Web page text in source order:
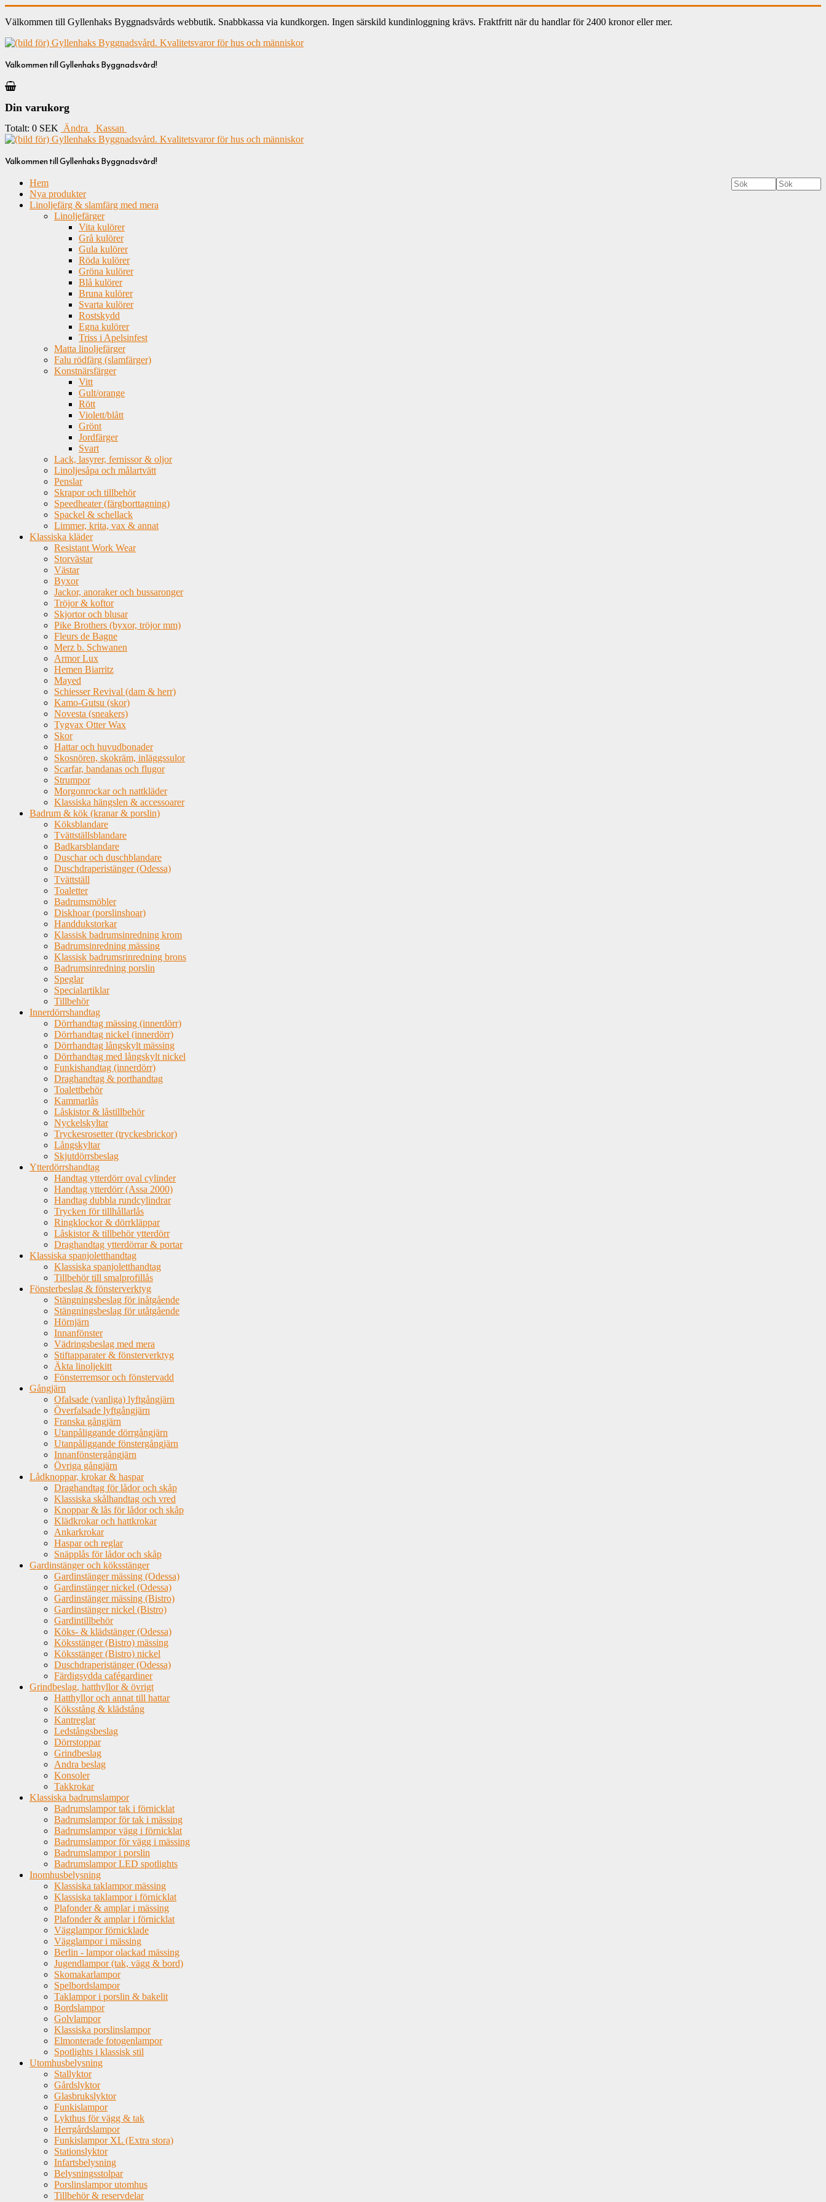
Välkommen till Gyllenhaks Byggnadsvårds webbutik. Snabbkassa via kundkorgen. Ingen särskild kundinloggning krävs. Fraktfritt när du handlar för 2400 kronor eller mer.
Välkommen till Gyllenhaks Byggnadsvård!
Din varukorg
Totalt: 0 SEK Ändra Kassan
Välkommen till Gyllenhaks Byggnadsvård!
Hem
Nya produkter
Linoljefärg & slamfärg med mera
Linoljefärger
Vita kulörer
Grå kulörer
Gula kulörer
Röda kulörer
Gröna kulörer
Blå kulörer
Bruna kulörer
Svarta kulörer
Rostskydd
Egna kulörer
Triss i Apelsinfest
Matta linoljefärger
Falu rödfärg (slamfärger)
Konstnärsfärger
Vitt
Gult/orange
Rött
Violett/blått
Grönt
Jordfärger
Svart
Lack, lasyrer, fernissor & oljor
Linoljesåpa och målartvätt
Penslar
Skrapor och tillbehör
Speedheater (färgborttagning)
Spackel & schellack
Limmer, krita, vax & annat
Klassiska kläder
Resistant Work Wear
Storvästar
Västar
Byxor
Jackor, anoraker och bussaronger
Tröjor & koftor
Skjortor och blusar
Pike Brothers (byxor, tröjor mm)
Fleurs de Bagne
Merz b. Schwanen
Armor Lux
Hemen Biarritz
Mayed
Schiesser Revival (dam & herr)
Kamo-Gutsu (skor)
Novesta (sneakers)
Tygvax Otter Wax
Skor
Hattar och huvudbonader
Skosnören, skokräm, inläggssulor
Scarfar, bandanas och flugor
Strumpor
Morgonrockar och nattkläder
Klassiska hängslen & accessoarer
Badrum & kök (kranar & porslin)
Köksblandare
Tvättställsblandare
Badkarsblandare
Duschar och duschblandare
Duschdraperistänger (Odessa)
Tvättställ
Toaletter
Badrumsmöbler
Diskhoar (porslinshoar)
Handdukstorkar
Klassisk badrumsinredning krom
Badrumsinredning mässing
Klassisk badrumsrinredning brons
Badrumsinredning porslin
Speglar
Specialartiklar
Tillbehör
Innerdörrshandtag
Dörrhandtag mässing (innerdörr)
Dörrhandtag nickel (innerdörr)
Dörrhandtag långskylt mässing
Dörrhandtag med långskylt nickel
Funkishandtag (innerdörr)
Draghandtag & porthandtag
Toalettbehör
Kammarlås
Låskistor & låstillbehör
Nyckelskyltar
Tryckesrosetter (tryckesbrickor)
Långskyltar
Skjutdörrsbeslag
Ytterdörrshandtag
Handtag ytterdörr oval cylinder
Handtag ytterdörr (Assa 2000)
Handtag dubbla rundcylindrar
Trycken för tillhållarlås
Ringklockor & dörrkläppar
Låskistor & tillbehör ytterdörr
Draghandtag ytterdörrar & portar
Klassiska spanjoletthandtag
Klassiska spanjoletthandtag
Tillbehör till smalprofillås
Fönsterbeslag & fönsterverktyg
Stängningsbeslag för inåtgående
Stängningsbeslag för utåtgående
Hörnjärn
Innanfönster
Vädringsbeslag med mera
Stiftapparater & fönsterverktyg
Äkta linoljekitt
Fönsterremsor och fönstervadd
Gångjärn
Ofalsade (vanliga) lyftgångjärn
Överfalsade lyftgångjärn
Franska gångjärn
Utanpåliggande dörrgångjärn
Utanpåliggande fönstergångjärn
Innanfönstergångjärn
Övriga gångjärn
Lådknoppar, krokar & haspar
Draghandtag för lådor och skåp
Klassiska skålhandtag och vred
Knoppar & lås för lådor och skåp
Klädkrokar och hattkrokar
Ankarkrokar
Haspar och reglar
Snäpplås för lådor och skåp
Gardinstänger och köksstänger
Gardinstänger mässing (Odessa)
Gardinstänger nickel (Odessa)
Gardinstänger mässing (Bistro)
Gardinstänger nickel (Bistro)
Gardintillbehör
Köks- & klädstänger (Odessa)
Köksstänger (Bistro) mässing
Köksstänger (Bistro) nickel
Duschdraperistänger (Odessa)
Färdigsydda cafégardiner
Grindbeslag, hatthyllor & övrigt
Hatthyllor och annat till hattar
Köksstång & klädstång
Kantreglar
Ledstångsbeslag
Dörrstoppar
Grindbeslag
Andra beslag
Konsoler
Takkrokar
Klassiska badrumslampor
Badrumslampor tak i förnicklat
Badrumslampor för tak i mässing
Badrumslampor vägg i förnicklat
Badrumslampor för vägg i mässing
Badrumslampor i porslin
Badrumslampor LED spotlights
Inomhusbelysning
Klassiska taklampor mässing
Klassiska taklampor i förnicklat
Plafonder & amplar i mässing
Plafonder & amplar i förnicklat
Vägglampor förnicklade
Vägglampor i mässing
Berlin - lampor olackad mässing
Jugendlampor (tak, vägg & bord)
Skomakarlampor
Spelbordslampor
Taklampor i porslin & bakelit
Bordslampor
Golvlampor
Klassiska porslinslampor
Elmonterade fotogenlampor
Spotlights i klassisk stil
Utomhusbelysning
Stallyktor
Gårdslyktor
Glasbrukslyktor
Funkislampor
Lykthus för vägg & tak
Herrgårdslampor
Funkislampor XL (Extra stora)
Stationslyktor
Infartsbelysning
Belysningsstolpar
Porslinslampor utomhus
Tillbehör & reservdelar